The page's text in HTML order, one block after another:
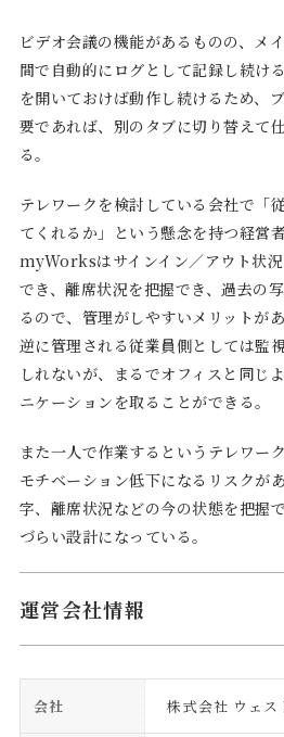
ビデオ会議の機能があるものの、メ
間で自動的にログとして記録し続け
を開いておけば動作し続けるため、
要であれば、別のタブに切り替えて
る。
テレワークを検討している会社で「
てくれるか」という懸念を持つ経営
myWorksはサインイン／アウト状
でき、離席状況を把握でき、過去の
るので、管理がしやすいメリットがあ
逆に管理される従業員側としては監
しれないが、まるでオフィスと同じ
ニケーションを取ることができる。
また一人で作業するというテレワー
モチベーション低下になるリスクが
字、離席状況などの今の状態を把握
づらい設計になっている。
運営会社情報
会社 株式会社 ウェス